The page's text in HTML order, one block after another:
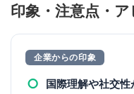
印象・注意点・
企業からの印象
○
国際理解や社交性